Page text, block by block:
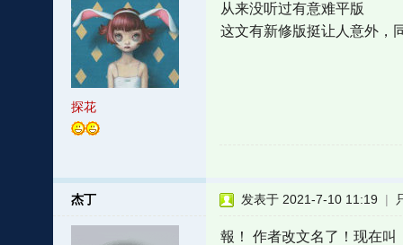
探花
从来没听过有意难平版
这文有新修版挺让人意外，
杰丁 发表于 2021-7-10 11:19 |
報！ 作者改文名了！现在